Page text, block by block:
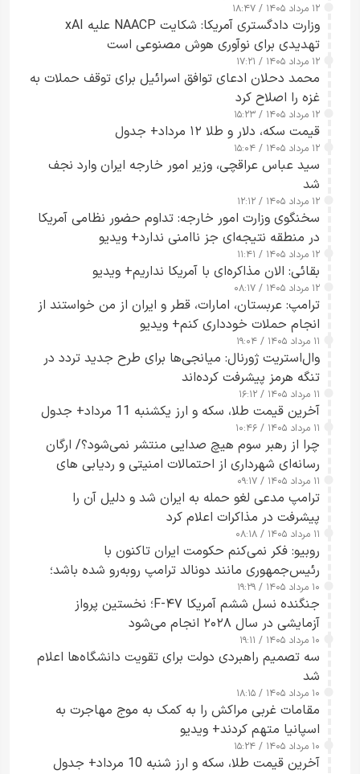
۱۲ مرداد ۱۴۰۵ / ۱۸:۴۷
وزارت دادگستری آمریکا: شکایت NAACP علیه xAI
تهدیدی برای نوآوری هوش مصنوعی است
۱۲ مرداد ۱۴۰۵ / ۱۷:۲۱
محمد دحلان ادعای توافق اسرائیل برای توقف حملات به
غزه را اصلاح کرد
۱۲ مرداد ۱۴۰۵ / ۱۵:۲۳
قیمت سکه، دلار و طلا ۱۲ مرداد+ جدول
۱۲ مرداد ۱۴۰۵ / ۱۵:۰۴
سید عباس عراقچی، وزیر امور خارجه ایران وارد نجف
شد
۱۲ مرداد ۱۴۰۵ / ۱۲:۱۲
سخنگوی وزارت امور خارجه: تداوم حضور نظامی آمریکا
در منطقه نتیجه‌ای جز ناامنی ندارد+ ویدیو
۱۲ مرداد ۱۴۰۵ / ۱۱:۴۱
بقائی: الان مذاکره‌ای با آمریکا نداریم+ ویدیو
۱۲ مرداد ۱۴۰۵ / ۰۸:۱۷
ترامپ: عربستان، امارات، قطر و ایران از من خواستند از
انجام حملات خودداری کنم+ ویدیو
۱۱ مرداد ۱۴۰۵ / ۱۹:۰۴
وال‌استریت ژورنال: میانجی‌ها برای طرح جدید تردد در
تنگه هرمز پیشرفت کرده‌اند
۱۱ مرداد ۱۴۰۵ / ۱۶:۱۲
آخرین قیمت طلا، سکه و ارز یکشنبه 11 مرداد+ جدول
۱۱ مرداد ۱۴۰۵ / ۱۰:۴۶
چرا از رهبر سوم هیچ صدایی منتشر نمی‌شود؟/ ارگان
رسانه‌ای شهرداری از احتمالات امنیتی و ردیابی های
جاسوسی گفت
۱۱ مرداد ۱۴۰۵ / ۰۹:۱۷
ترامپ مدعی لغو حمله به ایران شد و دلیل آن را
پیشرفت در مذاکرات اعلام کرد
۱۱ مرداد ۱۴۰۵ / ۰۸:۱۸
روبیو: فکر نمی‌کنم حکومت ایران تاکنون با
رئیس‌جمهوری مانند دونالد ترامپ روبه‌رو شده باشد؛
کسی که واقعاً دست به اقدام می‌زند
۱۰ مرداد ۱۴۰۵ / ۱۹:۲۹
جنگنده نسل ششم آمریکا F-۴۷؛ نخستین پرواز
آزمایشی در سال ۲۰۲۸ انجام می‌شود
۱۰ مرداد ۱۴۰۵ / ۱۹:۱۱
سه تصمیم راهبردی دولت برای تقویت دانشگاه‌ها اعلام
شد
۱۰ مرداد ۱۴۰۵ / ۱۸:۱۵
مقامات غربی مراکش را به کمک به موج مهاجرت به
اسپانیا متهم کردند+ ویدیو
۱۰ مرداد ۱۴۰۵ / ۱۵:۲۴
آخرین قیمت طلا، سکه و ارز شنبه 10 مرداد+ جدول